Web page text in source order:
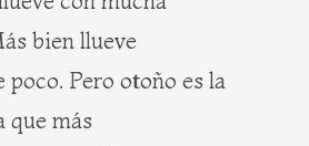
bien llueve
poco. Pero otoño es la
que más